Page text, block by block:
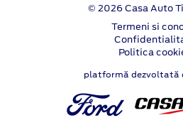
© 2026 Casa Auto
Termeni si
Politica
platformă dezvoltată